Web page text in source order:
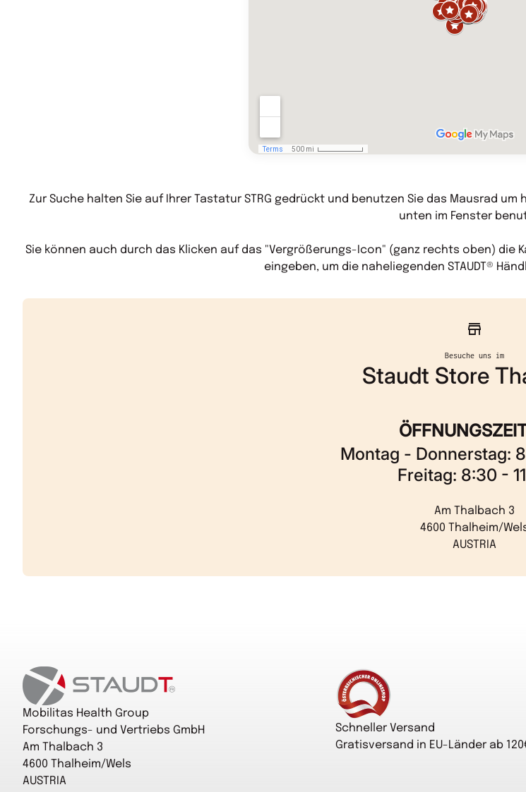
Zur Suche halten Sie auf Ihrer Tastatur STRG gedrückt und benutzen Sie das Mausrad
unten im Fenster
Sie können auch durch das Klicken auf das "Vergrößerungs-Icon" (ganz rechts oben) die
eingeben, um die naheliegenden STAUDT®
store
Besuche uns im
Staudt Store
Montag - Donnerstag:
Freitag: 8:30 -
Am Thalbach 3
4600 Thalheim/
AUSTRIA
Startseite
Mobilitas Health Group
Forschungs- und Vertriebs GmbH
Am Thalbach 3
4600 Thalheim/Wels
AUSTRIA
Startseite
Schneller Versand
Gratisversand in EU-Länder ab